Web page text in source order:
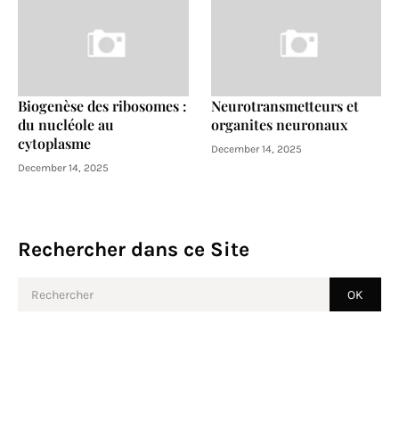
Biogenèse des ribosomes :
du nucléole au
cytoplasme
December 14, 2025
Neurotransmetteurs et
organites neuronaux
December 14, 2025
Rechercher dans ce Site